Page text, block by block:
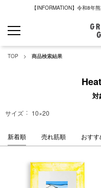
【INFORMATION】令和8年
TOP 商品検索結果
対
サイズ 10×20
新着順 売れ筋順 おす